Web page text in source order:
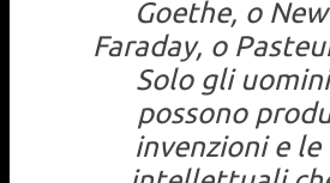
Goethe, o
Faraday, o
Solo gli
possono
invenzioni e le